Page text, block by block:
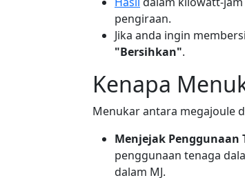
pengiraan.
Jika anda ingin
"Bersihkan".
Kenapa
Menukar antara megajoule
Menjejak Penggunaan
penggunaan tenaga
dalam MJ.